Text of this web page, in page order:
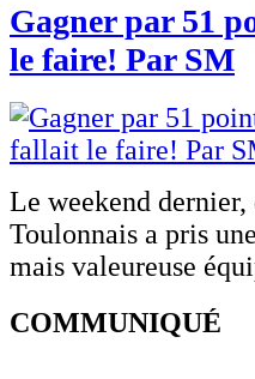
Gagner par 51
le faire! Par SM
Le weekend
Toulonnais a pris
mais valeureuse
COMMUNIQUÉ